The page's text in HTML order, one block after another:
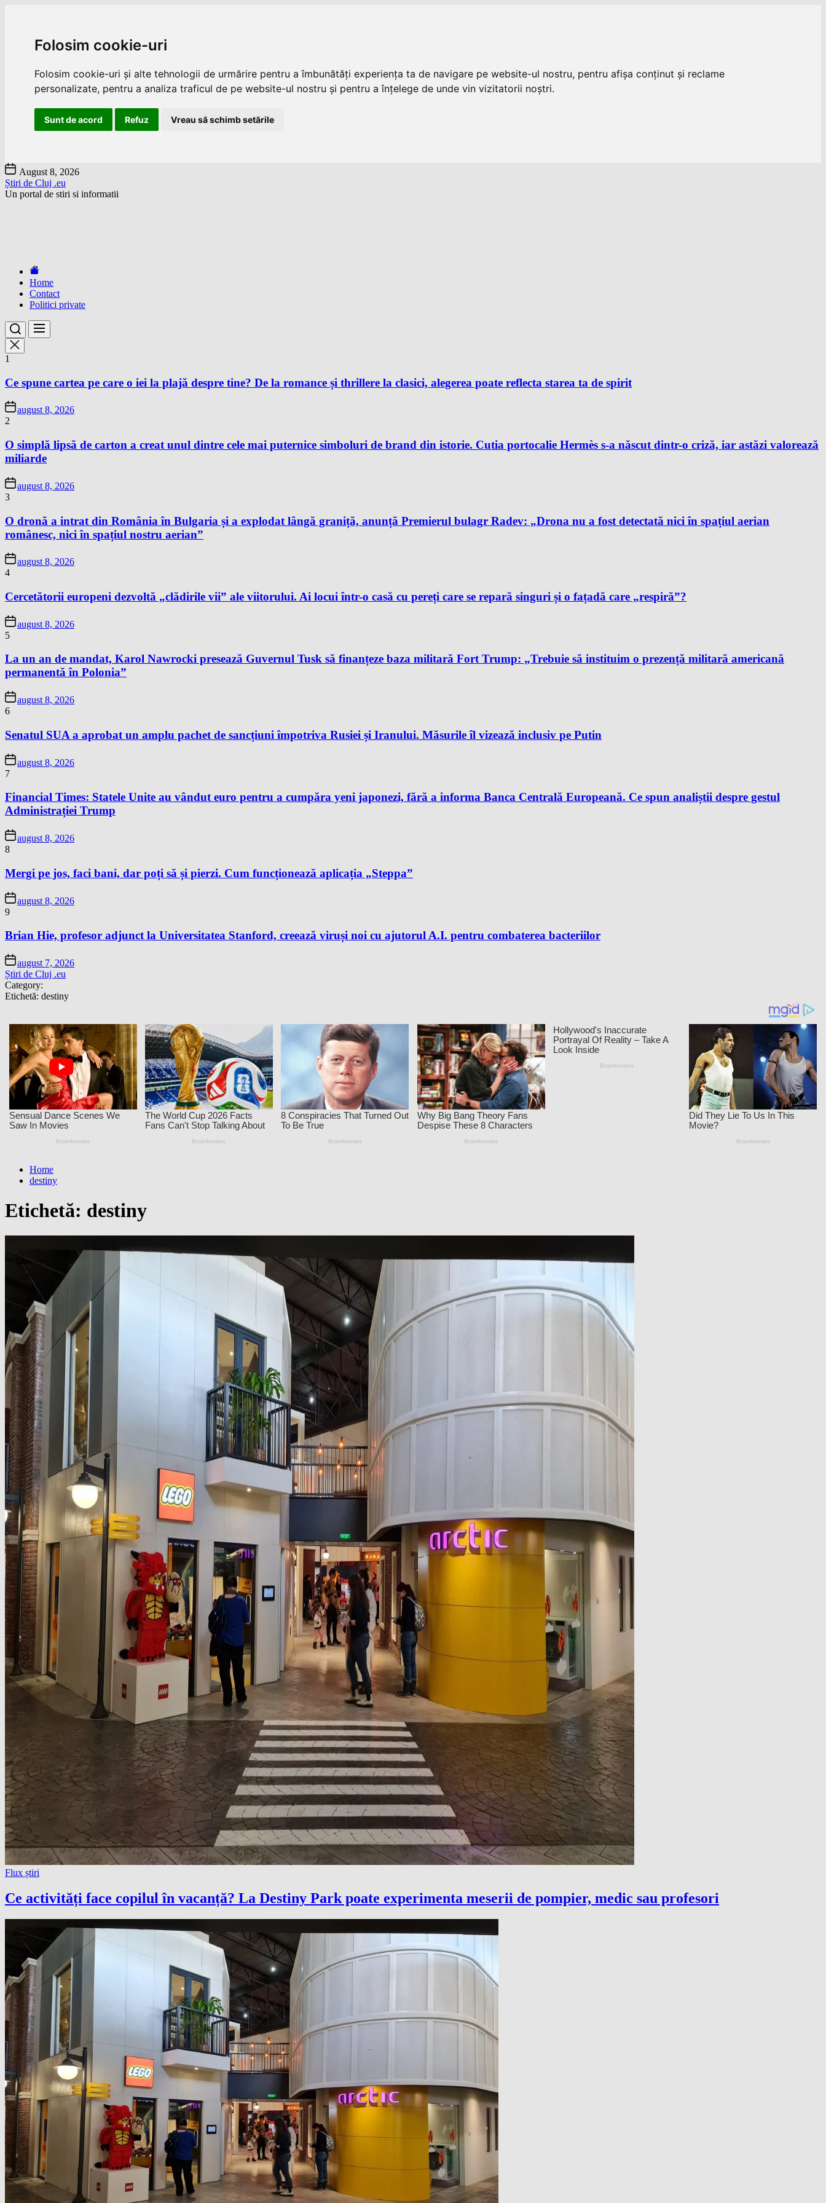
Folosim cookie-uri
Folosim cookie-uri și alte tehnologii de urmărire pentru a îmbunătăți experiența ta de navigare pe website-ul nostru, pentru afișa conținut și reclame
personalizate, pentru a analiza traficul de pe website-ul nostru și pentru a înțelege de unde vin vizitatorii noștri.
Sunt de acord Refuz Vreau să schimb setările
Skip
to
the
content
August 8, 2026
Știri de Cluj .eu
Un portal de stiri si informatii
Home
Contact
Politici private
1
Ce spune cartea pe care o iei la plajă despre tine? De la romance și thrillere la clasici, alegerea poate reflecta starea ta de spirit
august 8, 2026
2
O simplă lipsă de carton a creat unul dintre cele mai puternice simboluri de brand din istorie. Cutia portocalie Hermès s-a născut dintr-o criză, iar astăzi valorează
miliarde
august 8, 2026
3
O dronă a intrat din România în Bulgaria și a explodat lângă graniță, anunță Premierul bulagr Radev: „Drona nu a fost detectată nici în spațiul aerian
românesc, nici în spațiul nostru aerian”
august 8, 2026
4
Cercetătorii europeni dezvoltă „clădirile vii” ale viitorului. Ai locui într-o casă cu pereți care se repară singuri și o fațadă care „respiră”?
august 8, 2026
5
La un an de mandat, Karol Nawrocki presează Guvernul Tusk să finanțeze baza militară Fort Trump: „Trebuie să instituim o prezență militară americană
permanentă în Polonia”
august 8, 2026
6
Senatul SUA a aprobat un amplu pachet de sancțiuni împotriva Rusiei și Iranului. Măsurile îl vizează inclusiv pe Putin
august 8, 2026
7
Financial Times: Statele Unite au vândut euro pentru a cumpăra yeni japonezi, fără a informa Banca Centrală Europeană. Ce spun analiștii despre gestul
Administrației Trump
august 8, 2026
8
Mergi pe jos, faci bani, dar poți să și pierzi. Cum funcționează aplicația „Steppa”
august 8, 2026
9
Brian Hie, profesor adjunct la Universitatea Stanford, creează viruși noi cu ajutorul A.I. pentru combaterea bacteriilor
august 7, 2026
Știri de Cluj .eu
Category:
Etichetă: destiny
Home
destiny
Etichetă: destiny
Flux știri
Ce activități face copilul în vacanță? La Destiny Park poate experimenta meserii de pompier, medic sau profesori